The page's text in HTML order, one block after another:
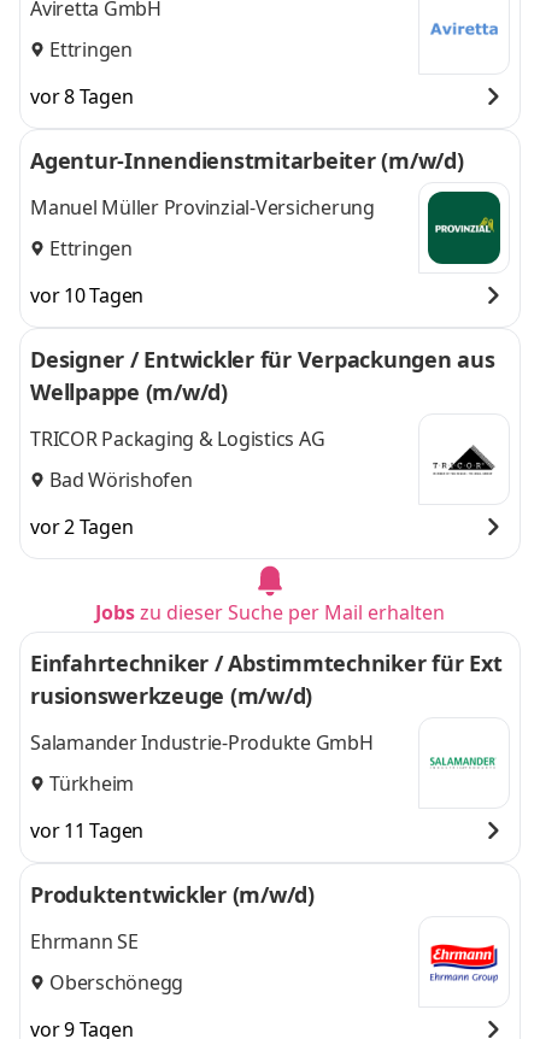
Aviretta GmbH
Ettringen
vor 8 Tagen
Agentur-Innendienstmitarbeiter (m/w/d)
Manuel Müller Provinzial-Versicherung
Ettringen
vor 10 Tagen
Designer / Entwickler für Verpackungen aus
Wellpappe (m/w/d)
TRICOR Packaging & Logistics AG
Bad Wörishofen
vor 2 Tagen
Jobszu dieser Suche per Mail erhalten
Einfahrtechniker / Abstimmtechniker für Ext
rusionswerkzeuge (m/w/d)
Salamander Industrie-Produkte GmbH
Türkheim
vor 11 Tagen
Produktentwickler (m/w/d)
Ehrmann SE
Oberschönegg
vor 9 Tagen